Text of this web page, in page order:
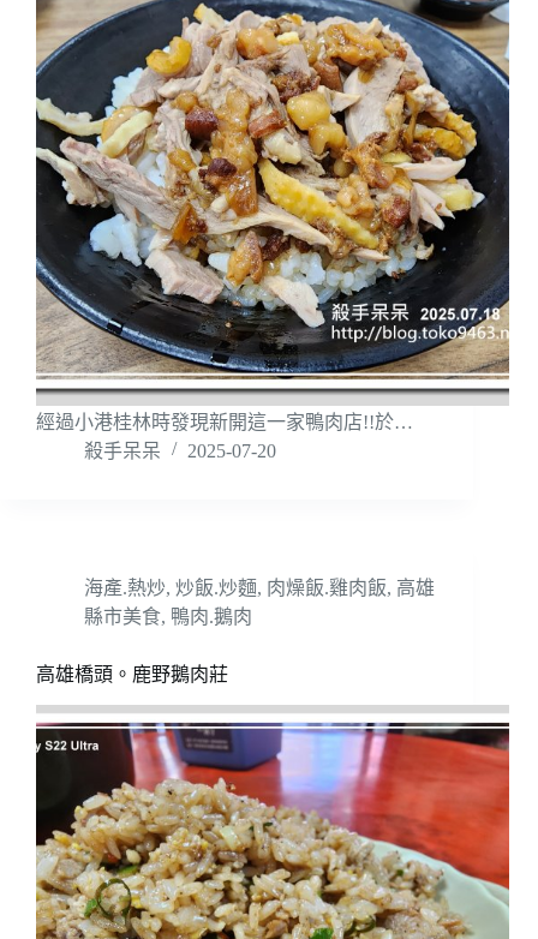
經過小港桂林時發現新開這一家鴨肉店!!於…
殺手呆呆
2025-07-20
海產.熱炒, 炒飯.炒麵, 肉燥飯.雞肉飯, 高雄
縣市美食, 鴨肉.鵝肉
高雄橋頭。鹿野鵝肉莊